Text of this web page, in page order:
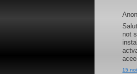
not
15